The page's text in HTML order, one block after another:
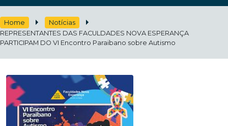
Home
Notícias
REPRESENTANTES DAS FACULDADES NOVA ESPERANÇA
PARTICIPAM DO VI Encontro Paraibano sobre Autismo